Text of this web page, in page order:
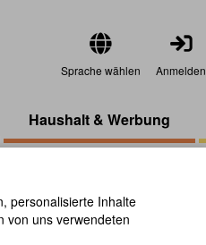
Sprache wählen Anmelden
Haushalt & Werbung
personalisierte Inhalte
von uns verwendeten